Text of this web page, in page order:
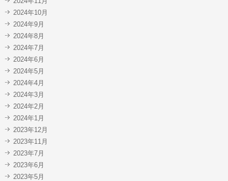
2024年10月
2024年9月
2024年8月
2024年7月
2024年6月
2024年5月
2024年4月
2024年3月
2024年2月
2024年1月
2023年12月
2023年11月
2023年7月
2023年6月
2023年5月